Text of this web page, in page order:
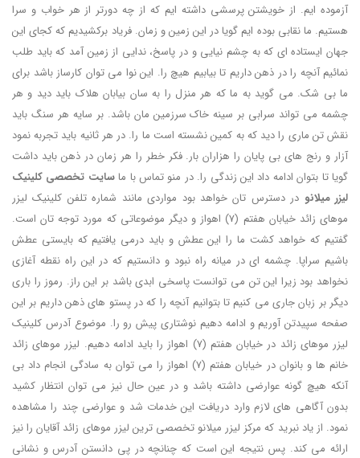
آزموده ایم. از خویشتن پرسشی داشته ایم که از چه دورتر از هر خواب و سرا
هستیم. ما نقابی بوده ایم گویا در این زمین و زمان. فریاد برکشیدیم که کجای این
جهان ایستاده ای که به چشم نیایی و در پاسخ، ندایی از زمین آمد که باید طلب
نمائیم آنچه را در ذهن داریم تا بیابیم هیچ را. این نوا می توان کارساز باشد برای
ما بی شک. می گوید به ما که هر منزل را به سان بیابان هلاک باید دید و هر
چشمه می تواند سرابی بر سینه خاک سرزمین مان باشد. بر سایه هر سنگ باید
نقش تن ماری را دید که به کمین نشسته است ما را. در هر ثانیه باید تجربه نمود
آزار و رنج های بی پایان را هزاران بار. فکر خطر را هر زمان در ذهن باید داشت
گویا تا بتوان ادامه داد این زندگی را. در منو تماس با ماسایت تخصصی کلینیک
لیزر میلانو در دسترس تان خواهد بود مواردی مانند شماره تلفن کلینیک لیزر
موهای زائد خیابان هفتم (7) اهواز و دیگر موضوعاتی که مورد توجه تان است.
گفتیم که خواهد کشت ما را این عطش و باید درمی یافتیم که بایستی عطش
باشیم سراپا. چشمه ای در میانه راه نبود و دانستیم که در این راه نقطه آغازی
نخواهد بود زیرا این تن می توانست پاسخی ابدی باشد بر این راز. رموز را باری
دیگر بر زبان جاری می کنیم تا بتوانیم آنچه را که در پستو های ذهن داریم بر این
صفحه سپیدتن آوریم و ادامه دهیم نوشتاری پیش رو را. موضوع آدرس کلینیک
لیزر موهای زائد در خیابان هفتم (7) اهواز را باید ادامه دهیم. لیزر موهای زائد
خانم ها و بانوان در خیابان هفتم (7) اهواز را می توان به سادگی انجام داد بی
آنکه هیچ گونه عوارضی داشته باشد و در عین حال نیز می توان انتظار کشید
بدون آگاهی های لازم وارد دریافت این خدمات شد و عوارضی چند را مشاهده
نمود. از یاد نبرید که مرکز لیزر میلانو تخصصی ترین لیزر موهای زائد آقایان را نیز
ارائه می کند. پس نتیجه این است که چنانچه در پی دانستن آدرس و نشانی